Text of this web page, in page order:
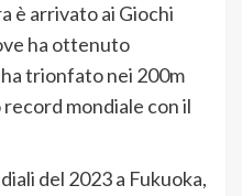
è arrivato ai Giochi
ha ottenuto
trionfato nei 200m
mondiale con il
del 2023 a Fukuoka,